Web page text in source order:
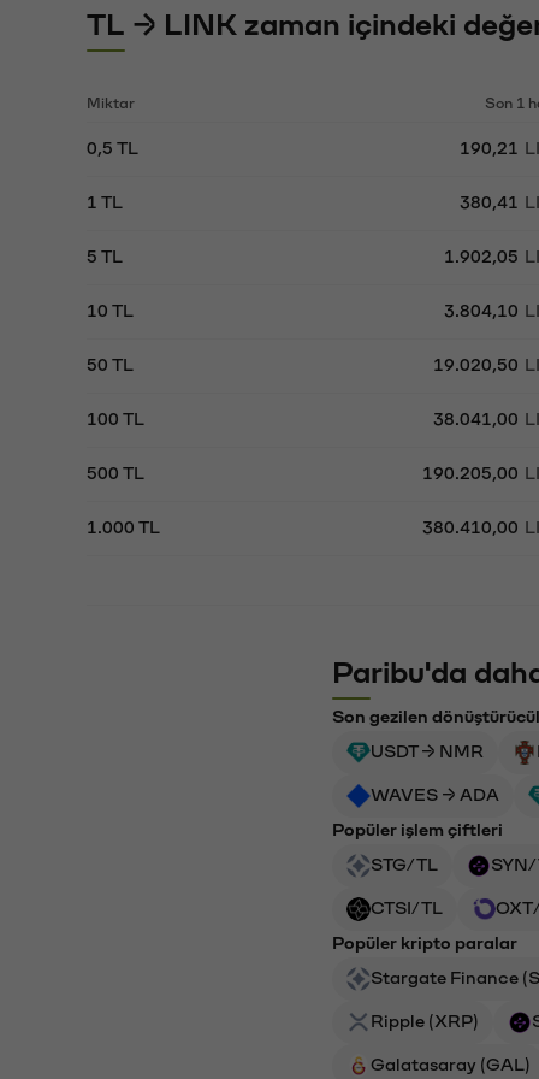
TL → LINK zaman içindeki
Miktar Son 1
0,5 TL 190,21
1 TL 380,41
5 TL 1.902,05
10 TL 3.804,10
50 TL 19.020,50
100 TL 38.041,00
500 TL 190.205,00
1.000 TL 380.410,00
Paribu'da
Son gezilen
USDT → NMR
WAVES → ADA
Popüler işlem çiftleri
STG/TL
SYN/
CTSI/TL
Popüler kripto paralar
Stargate Finance
Ripple (XRP)
Galatasaray (GAL)